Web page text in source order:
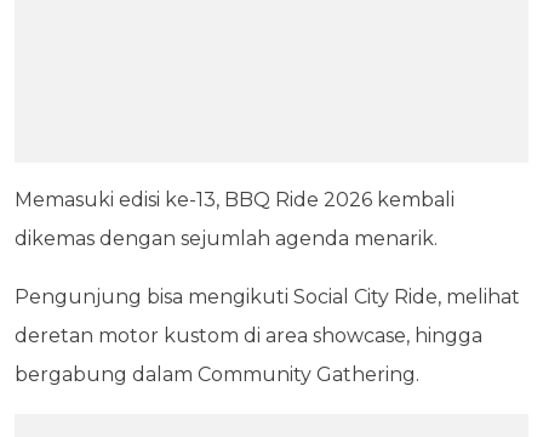
Memasuki edisi ke-13, BBQ Ride 2026 kembali
dikemas dengan sejumlah agenda menarik.
Pengunjung bisa mengikuti Social City Ride, melihat
deretan motor kustom di area showcase, hingga
bergabung dalam Community Gathering.